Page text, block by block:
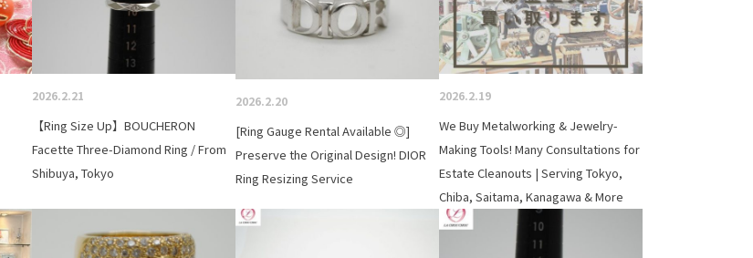
2026.2.21
【Ring Size Up】BOUCHERON
Facette Three-Diamond Ring / From
Shibuya, Tokyo
2026.2.20
[Ring Gauge Rental Available ◎]
Preserve the Original Design! DIOR
Ring Resizing Service
2026.2.19
We Buy Metalworking & Jewelry-
Making Tools! Many Consultations for
Estate Cleanouts | Serving Tokyo,
Chiba, Saitama, Kanagawa & More